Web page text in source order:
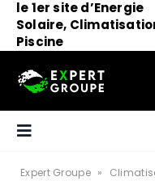
le 1er site d’Energie
Solaire,
Piscine
Expert Groupe »